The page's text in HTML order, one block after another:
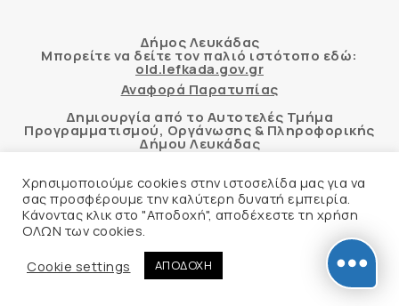
Δήμος Λευκάδας
Μπορείτε να δείτε τον παλιό ιστότοπο εδώ:
old.lefkada.gov.gr
Αναφορά Παρατυπίας
Δημιουργία από το Αυτοτελές Τμήμα
Προγραμματισμού, Οργάνωσης & Πληροφορικής
Δήμου Λευκάδας
Αυτόματος έλεγχος προσβασιμότητας
δικτυακού τόπου με βάση το πρότυπο WCAG 2.1
Δήλωση Προσβασιμότητας
Χρησιμοποιούμε cookies στην ιστοσελίδα μας για να
σας προσφέρουμε την καλύτερη δυνατή εμπειρία.
Κάνοντας κλικ στο "Αποδοχή", αποδέχεστε τη χρήση
ΟΛΩΝ των cookies.
Cookie settings
ΑΠΟΔΟΧΗ